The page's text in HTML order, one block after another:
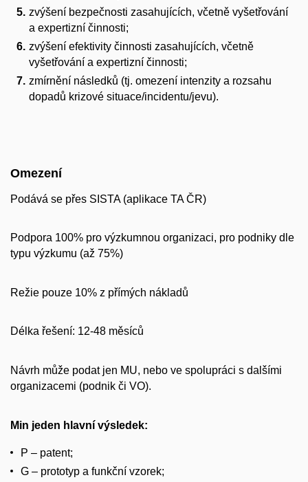
zvýšení bezpečnosti zasahujících, včetně vyšetřování
a expertizní činnosti;
zvýšení efektivity činnosti zasahujících, včetně
vyšetřování a expertizní činnosti;
zmírnění následků (tj. omezení intenzity a rozsahu
dopadů krizové situace/incidentu/jevu).
Omezení
Podává se přes SISTA (aplikace TA ČR)
Podpora 100% pro výzkumnou organizaci, pro podniky dle
typu výzkumu (až 75%)
Režie pouze 10% z přímých nákladů
Délka řešení: 12-48 měsíců
Návrh může podat jen MU, nebo ve spolupráci s dalšími
organizacemi (podnik či VO).
Min jeden hlavní výsledek:
P – patent;
G – prototyp a funkční vzorek;